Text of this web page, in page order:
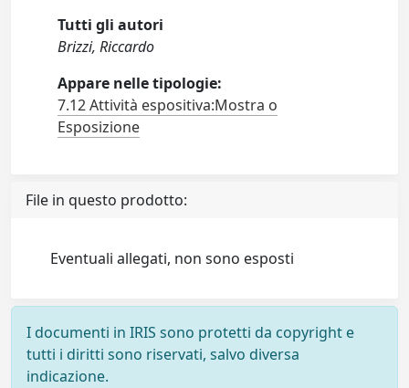
Tutti gli autori
Brizzi, Riccardo
Appare nelle tipologie:
7.12 Attività espositiva:Mostra o
Esposizione
File in questo prodotto:
Eventuali allegati, non sono esposti
I documenti in IRIS sono protetti da copyright e
tutti i diritti sono riservati, salvo diversa
indicazione.